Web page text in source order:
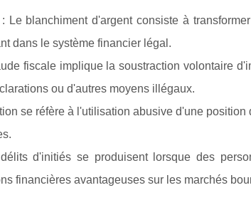
Le blanchiment d'argent consiste à
dans le système financier légal.
fiscale implique la soustraction volontaire
ou d'autres moyens illégaux.
se réfère à l'utilisation abusive d'une
d'initiés se produisent lorsque des
financières avantageuses sur les marchés